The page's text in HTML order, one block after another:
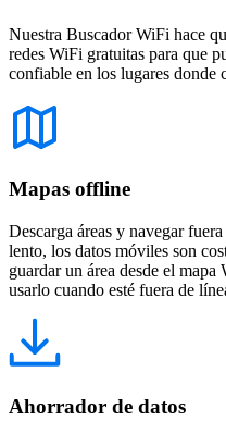
Nuestra Buscador WiFi hace
redes WiFi gratuitas para que
confiable en los lugares donde
Mapas offline
Descarga áreas y navegar
lento, los datos móviles son
guardar un área desde el
usarlo cuando esté fuera de
Ahorrador de datos